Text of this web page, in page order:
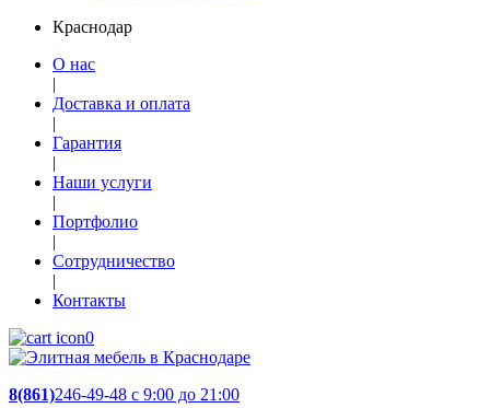
Краснодар
О нас
|
Доставка и оплата
|
Гарантия
|
Наши услуги
|
Портфолио
|
Сотрудничество
|
Контакты
0
8(861)246-49-48 c 9:00 до 21:00